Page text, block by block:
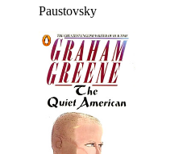
Paustovsky